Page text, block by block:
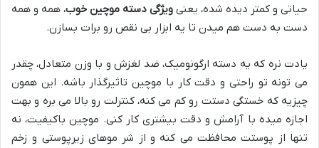
حیاتی و کمتر دیده شده، یعنی ویژگی دسته موچین خوب، همه و همه
دست به دست هم میدن تا یه ابزار بی نقص رو برات بسازن.
یادت نره که یه دسته ارگونومیک، ضد لغزش و با وزن متعادل، چقدر
می تونه تو راحتی و دقت کار با موچین تاثیرگذار باشه. این همون
چیزیه که خستگی دستت رو کم می کنه، کنترلت رو بالا می بره و بهت
اجازه میده با آرامش و دقت بیشتری کار کنی. موچین باکیفیت، نه
تنها از پوستت محافظت می کنه و از شر موهای زیرپوستی و زخم